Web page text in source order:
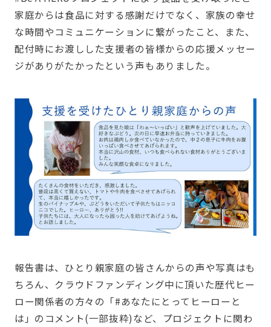
家庭からは食品に対する感謝だけでなく、家族の幸せ
な時間やコミュニケーションに繋がったこと、また、
配付時にお渡しした支援者の皆様からの応援メッセー
ジがありがたかったという声もありました。
報告書は、ひとり親家庭の皆さんからの声や写真はも
ちろん、クラウドファンディング中に頂いた歴代ヒー
ロー関係者の方々の「#あなたにとってヒーローと
は」のコメント(一部抜粋)など、プロジェクトに関わ